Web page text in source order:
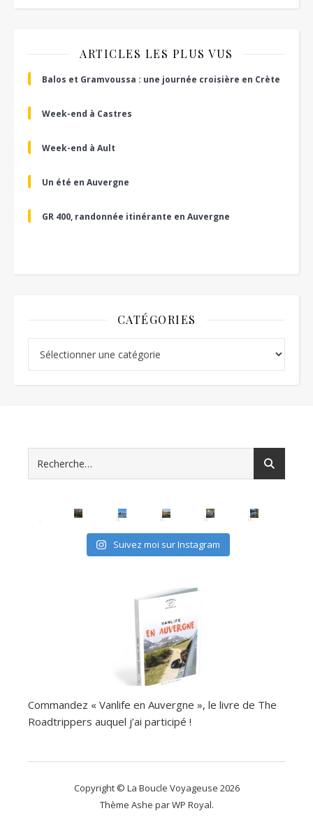
ARTICLES LES PLUS VUS
Balos et Gramvoussa : une journée croisière en Crète
Week-end à Castres
Week-end à Ault
Un été en Auvergne
GR 400, randonnée itinérante en Auvergne
CATÉGORIES
Suivez moi sur Instagram
Commandez « Vanlife en Auvergne », le livre de The
Roadtrippers auquel j’ai participé !
Copyright © La Boucle Voyageuse 2026
Thème Ashe parWP Royal.